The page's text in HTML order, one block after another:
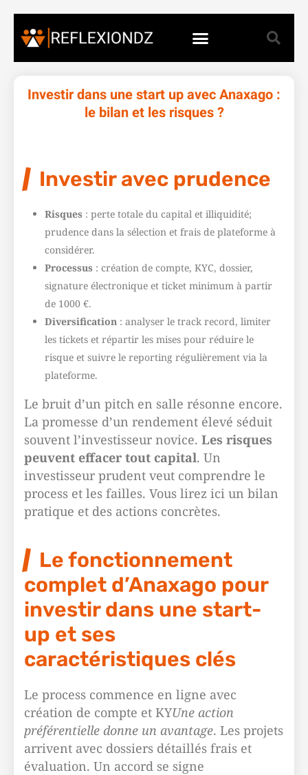
Investir dans une start up avec Anaxago :
le bilan et les risques ?
Investir avec prudence
Risques : perte totale du capital et illiquidité;
prudence dans la sélection et frais de plateforme à
considérer.
Processus : création de compte, KYC, dossier,
signature électronique et ticket minimum à partir
de 1000 €.
Diversification : analyser le track record, limiter
les tickets et répartir les mises pour réduire le
risque et suivre le reporting régulièrement via la
plateforme.
Le bruit d’un pitch en salle résonne encore.
La promesse d’un rendement élevé séduit
souvent l’investisseur novice. Les risques
peuvent effacer tout capital. Un
investisseur prudent veut comprendre le
process et les failles. Vous lirez ici un bilan
pratique et des actions concrètes.
Le fonctionnement
complet d’Anaxago pour
investir dans une start-
up et ses
caractéristiques clés
Le process commence en ligne avec
création de compte et KYUne action
préférentielle donne un avantage. Les projets
arrivent avec dossiers détaillés frais et
évaluation. Un accord se signe